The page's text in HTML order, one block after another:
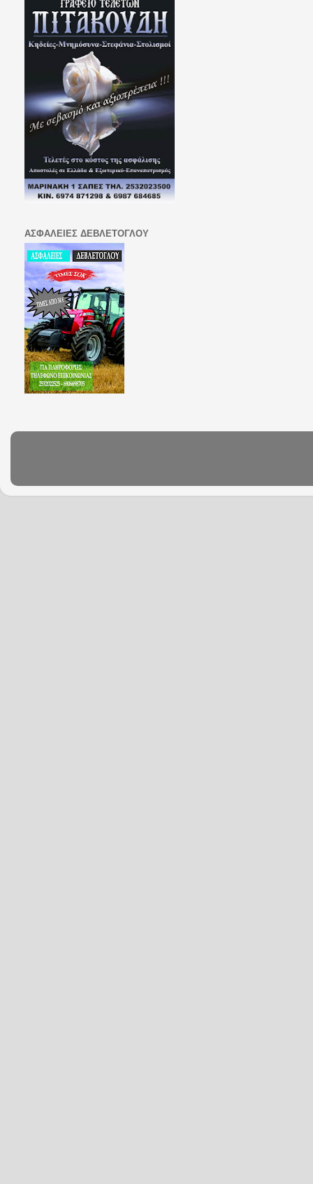
ΑΣΦΑΛΕΙΕΣ ΔΕΒΛΕΤΟΓΛΟΥ